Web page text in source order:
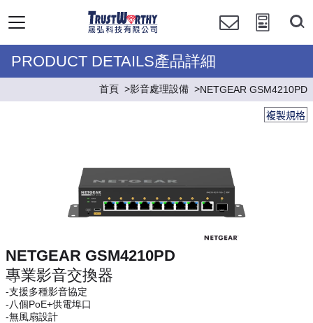
PRODUCT DETAILS產品詳細
首頁 影音處理設備 NETGEAR GSM4210PD
複製規格
NETGEAR GSM4210PD
專業影音交換器
-支援多種影音協定
-八個PoE+供電埠口
-無風扇設計